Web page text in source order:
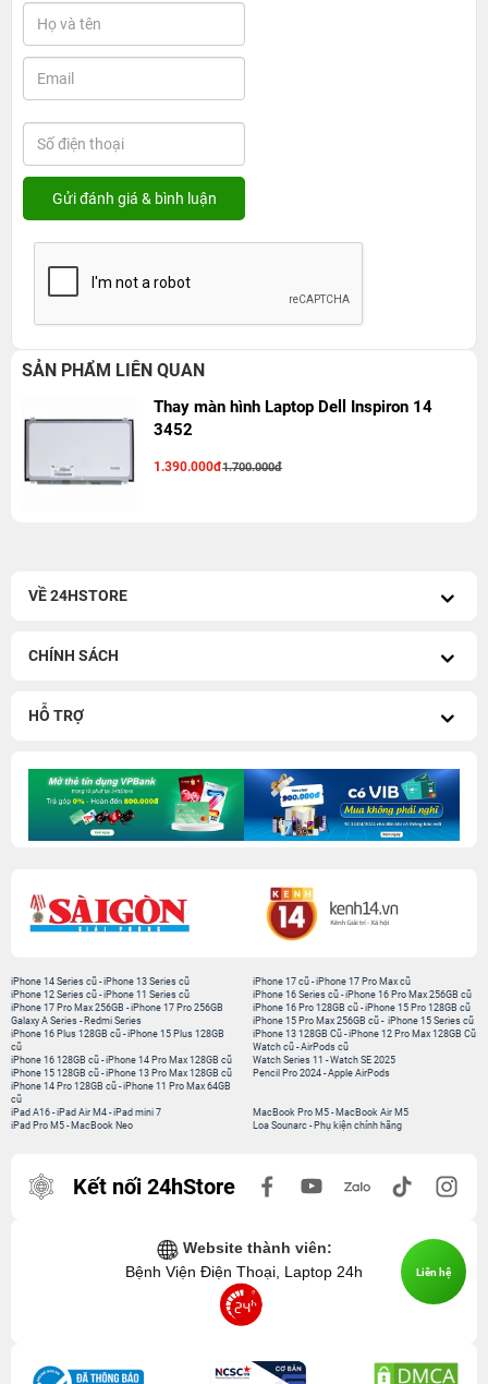
SẢN PHẨM LIÊN QUAN
Thay màn hình Laptop Dell Inspiron 14
3452
1.390.000đ1.700.000đ
VỀ 24HSTORE
CHÍNH SÁCH
HỖ TRỢ
iPhone 14 Series cũ -iPhone 13 Series cũ
iPhone 12 Series cũ -iPhone 11 Series cũ
iPhone 17 Pro Max 256GB -iPhone 17 Pro 256GB
Galaxy A Series - Redmi Series
iPhone 17 cũ-iPhone 17 Pro Max cũ
iPhone 16 Series cũ- iPhone 16 Pro Max 256GB cũ
iPhone 16 Pro 128GB cũ-iPhone 15 Pro 128GB cũ
iPhone 15 Pro Max 256GB cũ- iPhone 15 Series cũ
iPhone 16 Plus 128GB cũ -iPhone 15 Plus 128GB
cũ
iPhone 16 128GB cũ -iPhone 14 Pro Max 128GB cũ
iPhone 15 128GB cũ -iPhone 13 Pro Max 128GB cũ
iPhone 14 Pro 128GB cũ -iPhone 11 Pro Max 64GB
cũ
iPhone 13 128GB Cũ-iPhone 12 Pro Max 128GB Cũ
Watch cũ-AirPods cũ
Watch Series 11 -Watch SE 2025
Pencil Pro 2024-Apple AirPods
iPad A16 -iPad Air M4 -iPad mini 7
iPad Pro M5 - MacBook Neo
MacBook Pro M5- MacBook Air M5
Loa Sounarc- Phụ kiện chính hãng
Kết nối 24hStore
Website thành viên:
Bệnh Viện Điện Thoại, Laptop 24h
Liên hệ